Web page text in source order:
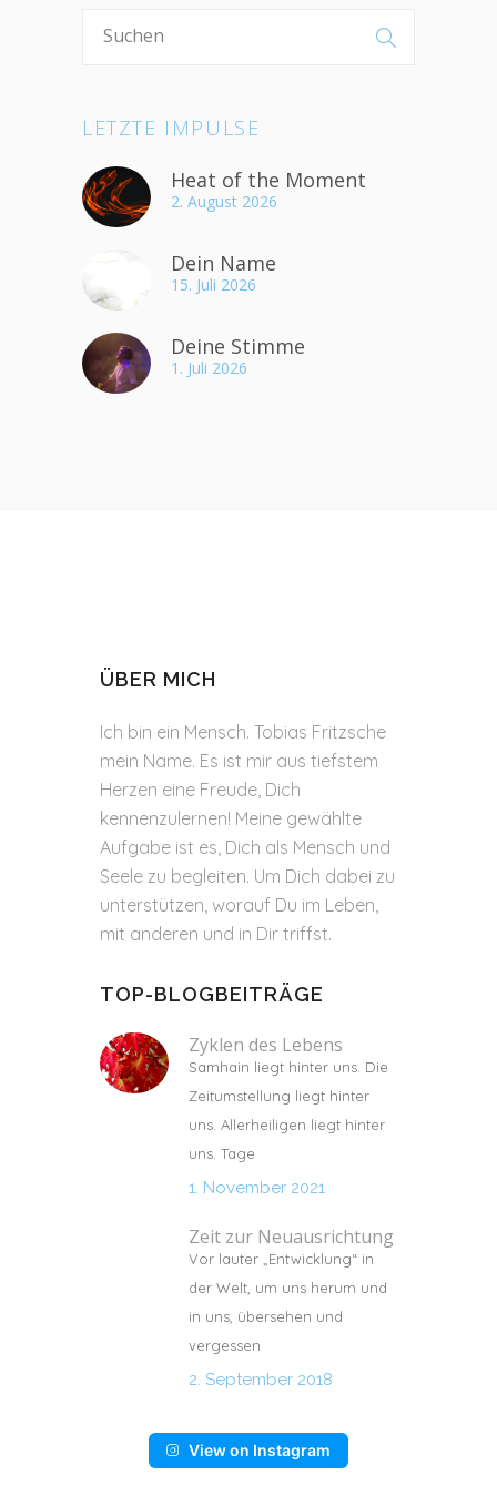
LETZTE IMPULSE
Heat of the Moment
2. August 2026
Dein Name
15. Juli 2026
Deine Stimme
1. Juli 2026
ÜBER MICH
Ich bin ein Mensch. Tobias Fritzsche
mein Name. Es ist mir aus tiefstem
Herzen eine Freude, Dich
kennenzulernen! Meine gewählte
Aufgabe ist es, Dich als Mensch und
Seele zu begleiten. Um Dich dabei zu
unterstützen, worauf Du im Leben,
mit anderen und in Dir triffst.
TOP-BLOGBEITRÄGE
Zyklen des Lebens
Samhain liegt hinter uns. Die
Zeitumstellung liegt hinter
uns. Allerheiligen liegt hinter
uns. Tage
1. November 2021
Zeit zur Neuausrichtung
Vor lauter „Entwicklung“ in
der Welt, um uns herum und
in uns, übersehen und
vergessen
2. September 2018
View on Instagram